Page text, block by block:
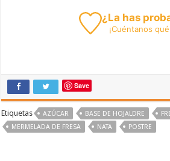
¿La has
¡Cuéntanos
Save
Etiquetas AZÚCAR BASE DE HOJALDRE
MERMELADA DE FRESA
NATA POSTRE